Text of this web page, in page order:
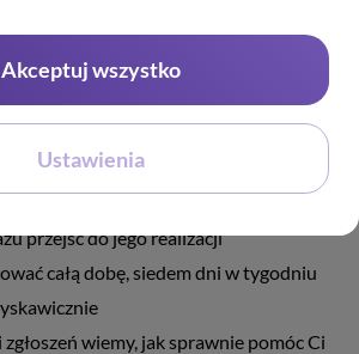
Akceptuj wszystko
Ustawienia
jest jedynie drogą mailową.
na kontakt@zenbox.pl możesz mieć
od nas odpowiedź w ciągu kilku minut.
przejść do jego realizacji
całą dobę, siedem dni w tygodniu
wiemy, jak sprawnie pomóc Ci